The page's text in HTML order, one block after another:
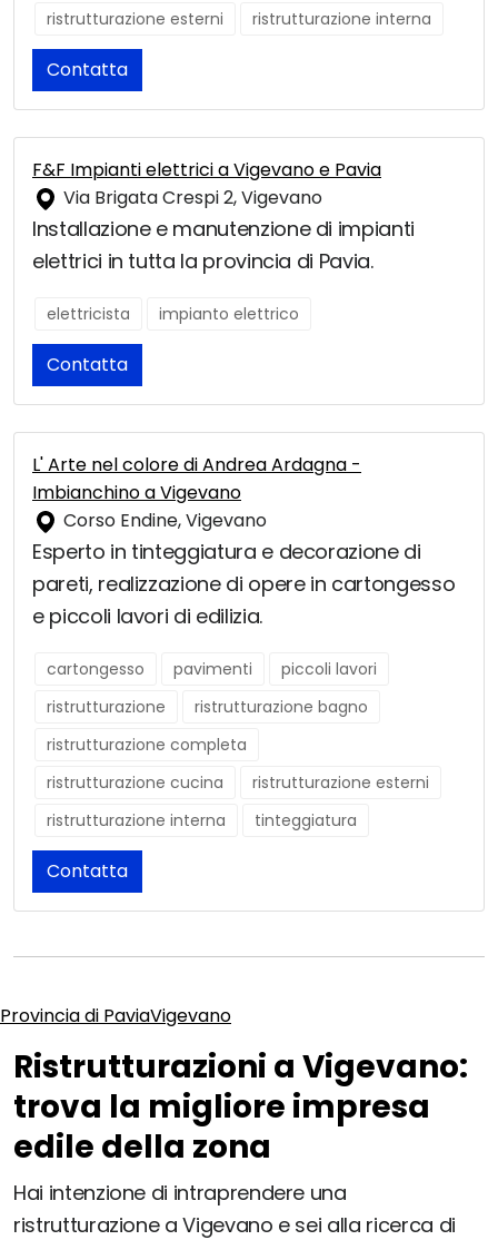
ristrutturazione esterni ristrutturazione interna
Contatta
F&F Impianti elettrici a Vigevano e Pavia
Via Brigata Crespi 2, Vigevano
Installazione e manutenzione di impianti
elettrici in tutta la provincia di Pavia.
elettricista impianto elettrico
Contatta
L' Arte nel colore di Andrea Ardagna -
Imbianchino a Vigevano
Corso Endine, Vigevano
Esperto in tinteggiatura e decorazione di
pareti, realizzazione di opere in cartongesso
e piccoli lavori di edilizia.
cartongesso pavimenti
piccoli lavori
ristrutturazione
ristrutturazione bagno
ristrutturazione completa
ristrutturazione cucina
ristrutturazione esterni
ristrutturazione interna
tinteggiatura
Contatta
Provincia di PaviaVigevano
Ristrutturazioni a Vigevano:
trova la migliore impresa
edile della zona
Hai intenzione di intraprendere una
ristrutturazione a Vigevano e sei alla ricerca di